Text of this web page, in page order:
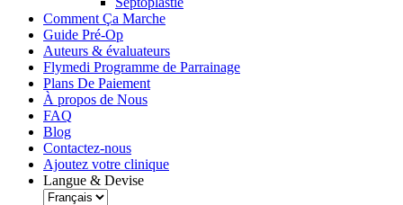
Comment Ça Marche
Guide Pré-Op
Auteurs & évaluateurs
Flymedi Programme de Parrainage
Plans De Paiement
À propos de Nous
FAQ
Blog
Contactez-nous
Ajoutez votre clinique
Langue & Devise